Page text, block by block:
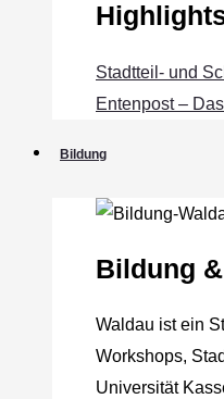
Stadtteil- und
Entenpost –
Bildung
Bildung
Waldau ist ein
Workshops,
Universität